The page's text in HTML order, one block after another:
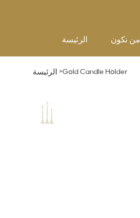
الرئيسة من نكون
الرئيسة >Gold Candle Holder